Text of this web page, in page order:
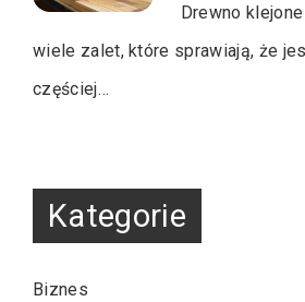
Drewno
wiele zalet, które sprawiają, że
częściej…
Kategorie
Biznes